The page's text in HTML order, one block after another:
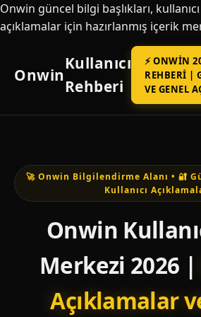
Onwin güncel bilgi başlıkları,
açıklamalar için hazırlanmış içerik
Onwin
Kullanıcı
Rehberi
⚡ ONWIN
REHBERI |
VE GENEL
🚀 Onwin Bilgilendirme Alanı • 🔐
Kullanıcı
Onwin
Merkezi 2026 |
Açıklamalar